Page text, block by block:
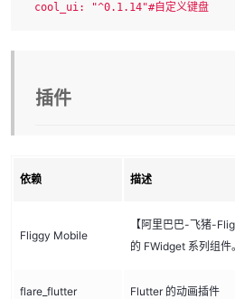
  cool_ui: "^0.1.14"#自定义键盘
插件
依赖 描述
Fliggy Mobile
【阿里巴巴-飞猪-
的 FWidget 系列组件。
flare_flutter Flutter 的动画插件